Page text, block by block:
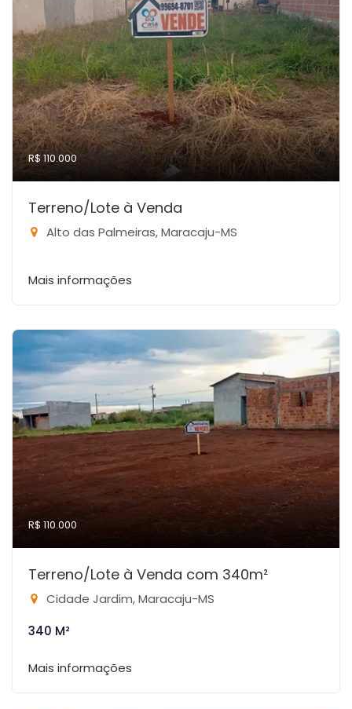
R$ 110.000
Terreno/Lote à Venda
Alto das Palmeiras, Maracaju-MS
Mais informações
R$ 110.000
Terreno/Lote à Venda com 340m²
Cidade Jardim, Maracaju-MS
340 M²
Mais informações